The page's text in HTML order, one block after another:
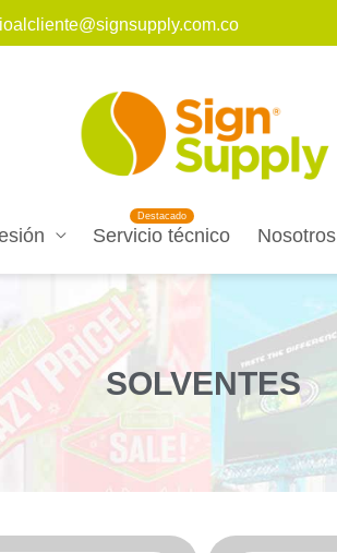
Servicio técnico Nosotros
SOLVENTES